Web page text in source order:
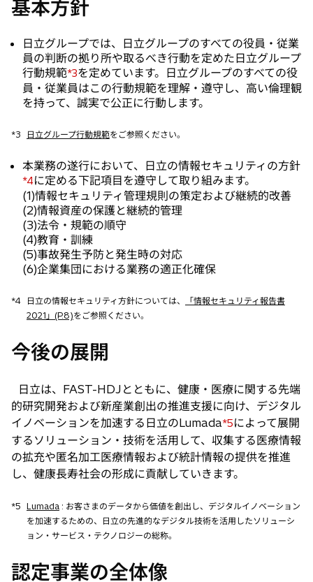
基本方針
日立グループでは、日立グループのすべての役員・従業
員の判断の拠り所や取るべき行動を定めた日立グループ
行動規範*3を定めています。日立グループのすべての役
員・従業員はこの行動規範を理解・遵守し、高い倫理観
を持って、誠実で公正に行動します。
*3 日立グループ行動規範をご参照ください。
本業務の遂行において、日立の情報セキュリティの方針
*4に定める下記項目を遵守して取り組みます。
(1)情報セキュリティ管理規則の策定および継続的改善
(2)情報資産の保護と継続的管理
(3)法令・規範の順守
(4)教育・訓練
(5)事故発生予防と発生時の対応
(6)企業集団における業務の適正化確保
*4 日立の情報セキュリティ方針については、
「情報セキュリティ報告書
2021」(P.8)をご参照ください。
今後の展開
日立は、FAST-HDJとともに、健康・医療に関する先端
的研究開発および新産業創出の推進支援に向け、デジタル
イノベーションを加速する日立のLumada*5によって展開
するソリューション・技術を活用して、収集する医療情報
の拡充や匿名加工医療情報および統計情報の提供を推進
し、健康長寿社会の形成に貢献していきます。
*5 Lumada : お客さまのデータから価値を創出し、デジタルイノベーション
を加速するための、日立の先進的なデジタル技術を活用したソリューシ
ョン・サービス・テクノロジーの総称。
認定事業の全体像